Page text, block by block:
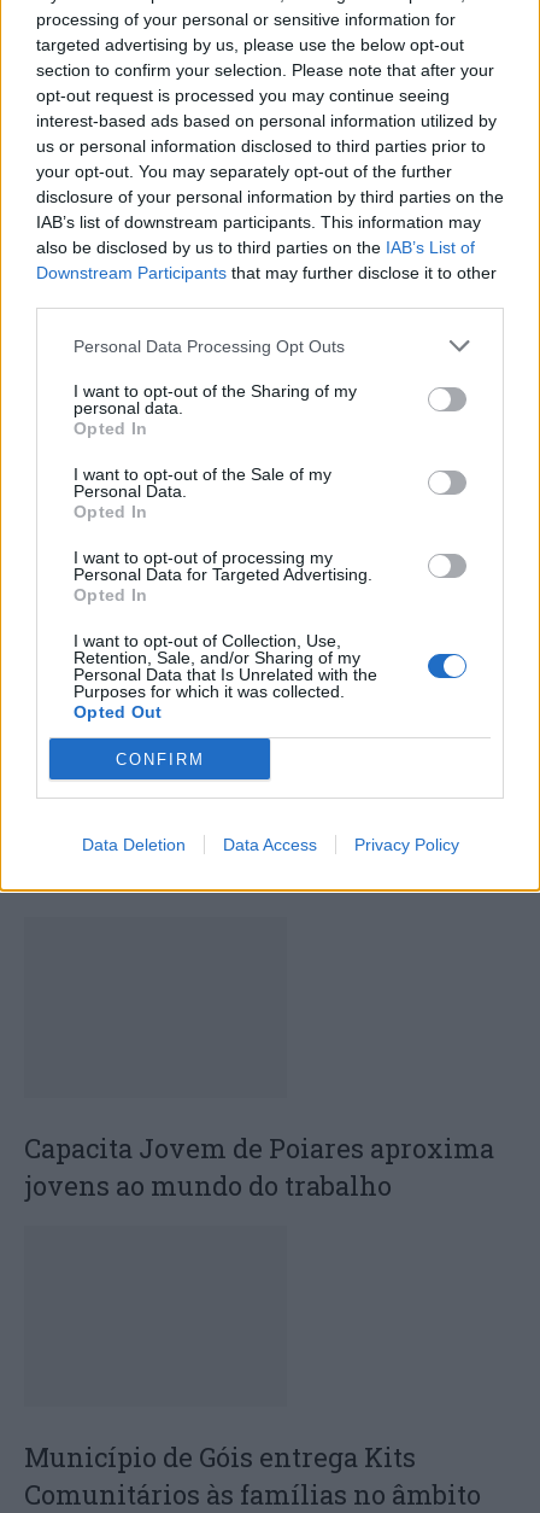
processing of your personal or sensitive information for
targeted advertising by us, please use the below opt-out
section to confirm your selection. Please note that after your
opt-out request is processed you may continue seeing
interest-based ads based on personal information utilized by
us or personal information disclosed to third parties prior to
your opt-out. You may separately opt-out of the further
disclosure of your personal information by third parties on the
IAB’s list of downstream participants. This information may
also be disclosed by us to third parties on the IAB’s List of
Downstream Participants that may further disclose it to other
Personal Data Processing Opt Outs
I want to opt-out of the Sharing of my
personal data.
Opted In
I want to opt-out of the Sale of my
Personal Data.
Opted In
I want to opt-out of processing my
Personal Data for Targeted Advertising.
Opted In
I want to opt-out of Collection, Use,
Retention, Sale, and/or Sharing of my
Personal Data that Is Unrelated with the
Purposes for which it was collected.
Opted Out
CONFIRM
Data Deletion Data Access Privacy Policy
paliativos pediátricos do CHUC), Diana Correia
(aluna da FMUC) e Marisa Loureiro (investigadora
da FMUC).
O artigo científico “The needs of children
receiving end of life care and the impact of a
paediatric palliative care team: a retrospective
cohort study” encontra-se publicado noEuropean
Journal of Pediatric, e está disponível em
https://pubmed.ncbi.nlm.nih.gov/36445514/. Este é
o mais recente resultado do Grupo de Investigação
em Cuidados Paliativos, Fim de Vida e Luto do
Research (iCBR) da FMUC:
www.uc.pt/en/fmuc/icbr/researchlines/palliative
Artigo anterior
Ricardo Santos é o novo
vereador do município da
Mealhada
de Rolamentos arranca em
ARTIGOS RELACIONADOSMAIS DO AUTOR
Capacita Jovem de Poiares aproxima
jovens ao mundo do trabalho
Município de Góis entrega Kits
Comunitários às famílias no âmbito